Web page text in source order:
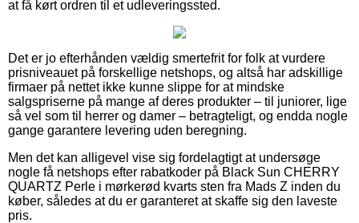
at få kørt ordren til et udleveringssted.
Det er jo efterhånden vældig smertefrit for folk at vurdere
prisniveauet på forskellige netshops, og altså har adskillige
firmaer på nettet ikke kunne slippe for at mindske
salgspriserne på mange af deres produkter – til juniorer, lige
så vel som til herrer og damer – betragteligt, og endda nogle
gange garantere levering uden beregning.
Men det kan alligevel vise sig fordelagtigt at undersøge
nogle få netshops efter rabatkoder på Black Sun CHERRY
QUARTZ Perle i mørkerød kvarts sten fra Mads Z inden du
køber, således at du er garanteret at skaffe sig den laveste
pris.